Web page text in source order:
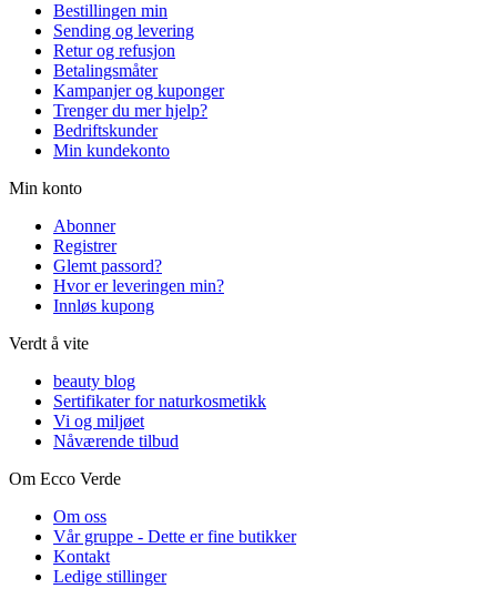
Bestillingen min
Sending og levering
Retur og refusjon
Betalingsmåter
Kampanjer og kuponger
Trenger du mer hjelp?
Bedriftskunder
Min kundekonto
Min konto
Abonner
Registrer
Glemt passord?
Hvor er leveringen min?
Innløs kupong
Verdt å vite
beauty blog
Sertifikater for naturkosmetikk
Vi og miljøet
Nåværende tilbud
Om Ecco Verde
Om oss
Vår gruppe - Dette er fine butikker
Kontakt
Ledige stillinger